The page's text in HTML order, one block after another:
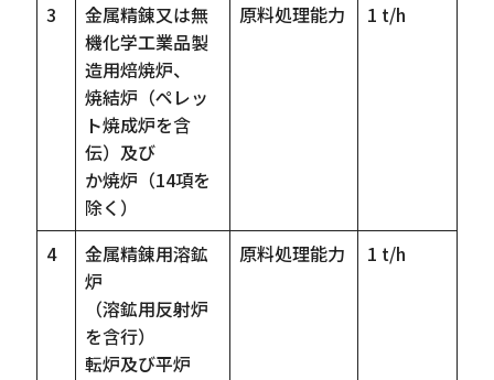
3
金属精錬又は無
機化学工業品製
造用焙焼炉、
焼結炉（ペレッ
ト焼成炉を含
伝）及び
か焼炉（14項を
除く）
原料処理能力 1 t/h
4
金属精錬用溶鉱
炉
（溶鉱用反射炉
を含行）
転炉及び平炉
原料処理能力 1 t/h